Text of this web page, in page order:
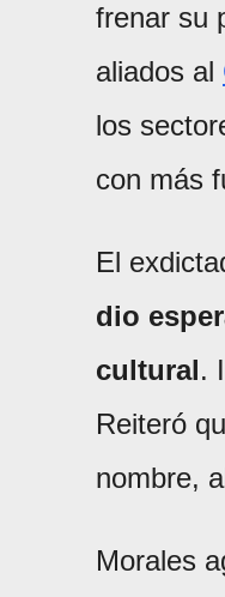
frenar su
aliados al
los
con más
El
dio
cultural.
Reiteró
nombre,
Morales